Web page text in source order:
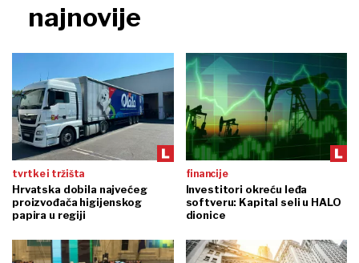
najnovije
tvrtke i tržišta
Hrvatska dobila najvećeg
proizvođača higijenskog
papira u regiji
financije
Investitori okreću leđa
softveru: Kapital seli u HALO
dionice